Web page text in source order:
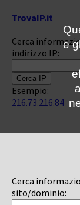
TrovaIP.it
Cerca
indirizzo IP:
Esempio:
216.73.216.84
Cerca
sito/dominio:
e